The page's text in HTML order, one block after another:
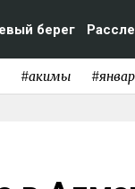
берег
#акимы